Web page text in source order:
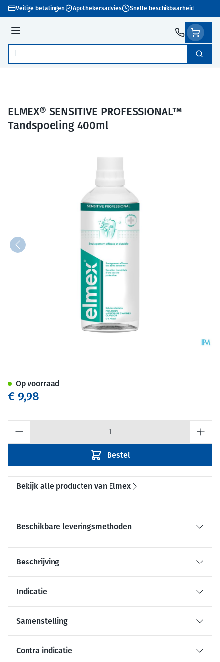
Ga naar de inhoud
Veilige betalingen Apothekersadvies Snelle beschikbaarheid
Menu
Product, merk, categorie... Zoek
ELMEX® SENSITIVE PROFESSIONAL™
Tandspoeling 400ml
€ 9,98
Bestel
Op voorraad
Bekijk alle producten van Elmex
Beschikbare leveringsmethoden
Beschrijving
Indicatie
Samenstelling
Contra indicatie